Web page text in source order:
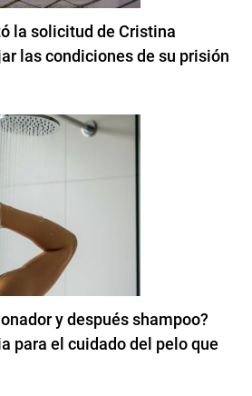
la solicitud de Cristina
las condiciones de su prisión
y después shampoo?
para el cuidado del pelo que